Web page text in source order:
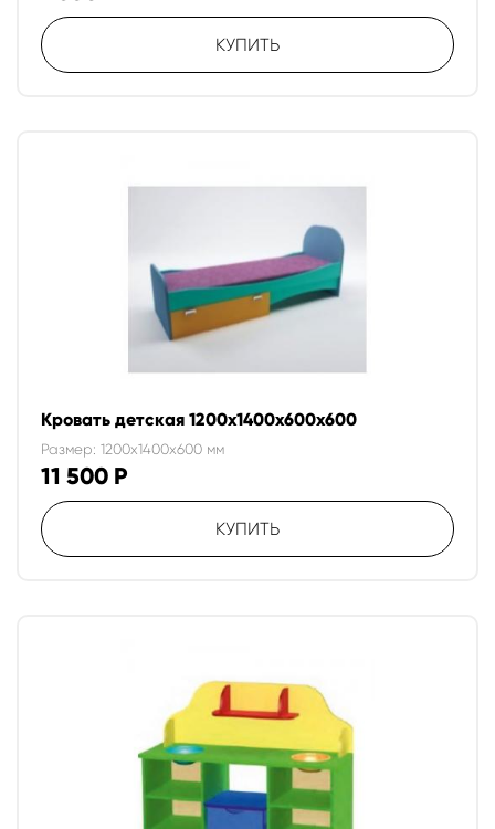
КУПИТЬ
Кровать детская 1200х1400х600х600
Размер: 1200x1400x600 мм
11 500 Р
КУПИТЬ